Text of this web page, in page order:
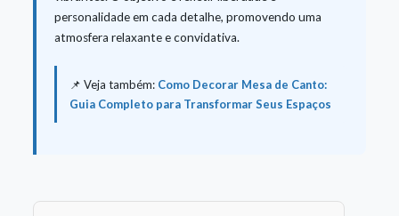
personalidade em cada detalhe, promovendo uma
atmosfera relaxante e convidativa.
📌 Veja também: Como Decorar Mesa de Canto:
Guia Completo para Transformar Seus Espaços